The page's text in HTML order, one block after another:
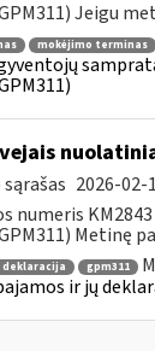
Jeigu
mokėjimo terminas
2026-02-
numeris
Metinę
gpm311
ir jų